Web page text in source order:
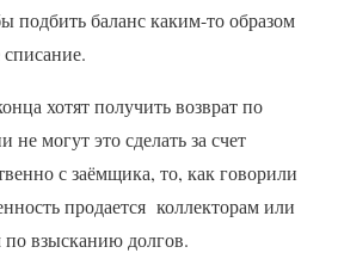
подбить баланс каким-то образом
хотят получить возврат по
не могут это сделать за счет
с заёмщика, то, как говорили
продается коллекторам или
взысканию долгов.